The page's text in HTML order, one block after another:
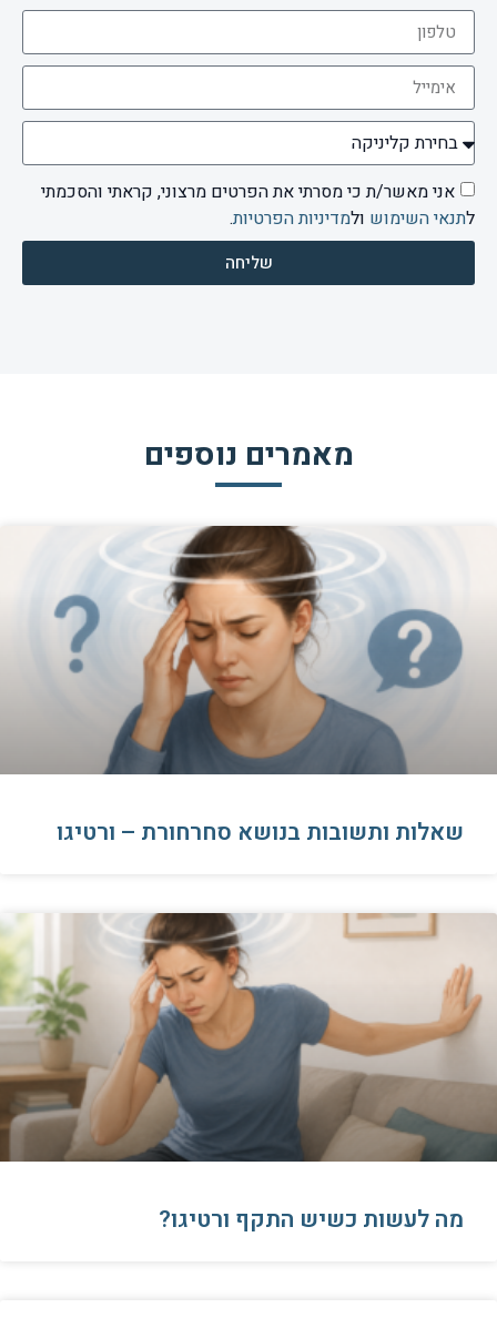
אני מאשר/ת כי מסרתי את הפרטים מרצוני, קראתי והסכמתי
לתנאי השימוש ולמדיניות הפרטיות.
שליחה
מאמרים נוספים
שאלות ותשובות בנושא סחרחורת – ורטיגו
​מה לעשות כשיש התקף ורטיגו?